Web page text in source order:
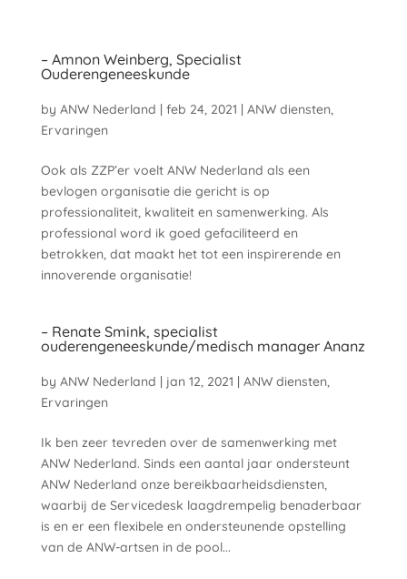
– Amnon Weinberg, Specialist
Ouderengeneeskunde
by ANW Nederland | feb 24, 2021 | ANW diensten,
Ervaringen
Ook als ZZP’er voelt ANW Nederland als een
bevlogen organisatie die gericht is op
professionaliteit, kwaliteit en samenwerking. Als
professional word ik goed gefaciliteerd en
betrokken, dat maakt het tot een inspirerende en
innoverende organisatie!
– Renate Smink, specialist
ouderengeneeskunde/medisch manager Ananz
by ANW Nederland | jan 12, 2021 | ANW diensten,
Ervaringen
Ik ben zeer tevreden over de samenwerking met
ANW Nederland. Sinds een aantal jaar ondersteunt
ANW Nederland onze bereikbaarheidsdiensten,
waarbij de Servicedesk laagdrempelig benaderbaar
is en er een flexibele en ondersteunende opstelling
van de ANW-artsen in de pool...